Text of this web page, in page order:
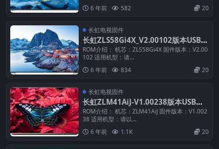
6 年前
582 20
长虹电视固件
长虹ZLS58Gi4X_V2.00102版本USB整
机软件刷机固件下载
ROM介绍： 机芯：ZLS58Gi4X 固件版本：V2.00
102 适用机型：请...
6 年前
834 20
长虹电视固件
长虹ZLM41AiJ-V1.00238版本USB整
机软件刷机固件下载
ROM介绍： 机芯：ZLM41AiJ 固件版本：V1.002
38 适用机型：请以...
6 年前
1.1K 20